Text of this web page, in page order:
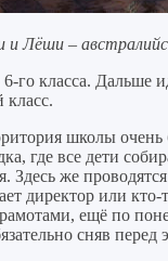
Лёши –
го класса. Дальше
класс.
школы
где все дети
Здесь же
директор или
ещё по
сняв перед